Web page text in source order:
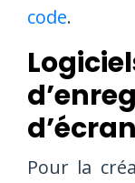
code.
d’écran
Pour la